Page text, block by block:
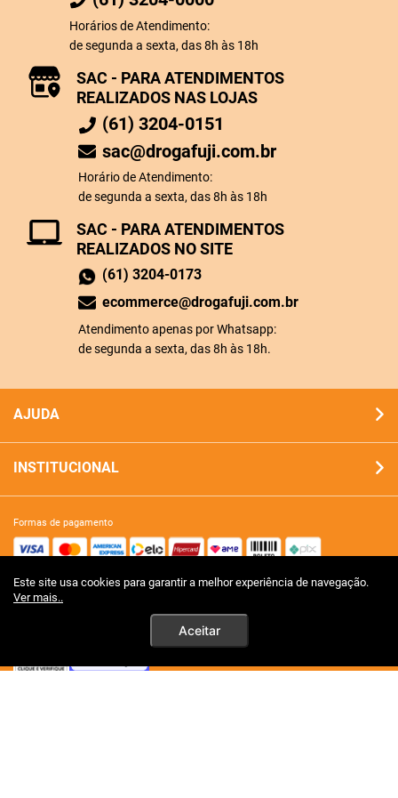
Este site usa cookies para garantir a melhor experiência de navegação.
Ver mais..
Aceitar
Horários de Atendimento:
de segunda a sexta, das 8h às 18h
SAC - PARA ATENDIMENTOS
REALIZADOS NO SITE
(61) 3204-0173
ecommerce@drogafuji.com.br
Atendimento apenas por Whatsapp:
de segunda a sexta, das 8h às 18h.
SAC - PARA ATENDIMENTOS
REALIZADOS NAS LOJAS
(61) 3204-0151
sac@drogafuji.com.br
Horário de Atendimento:
de segunda a sexta, das 8h às 18h
AJUDA
INSTITUCIONAL
formas de pagamento
site 100% seguro